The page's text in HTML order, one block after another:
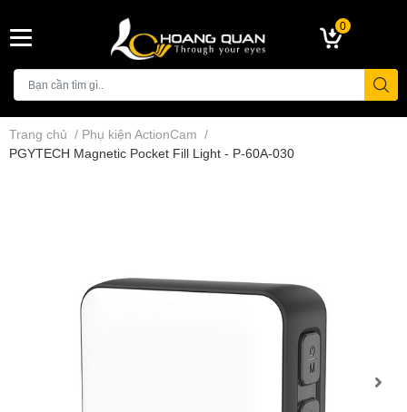
0
Trang chủ / Phụ kiện ActionCam /
PGYTECH Magnetic Pocket Fill Light - P-60A-030